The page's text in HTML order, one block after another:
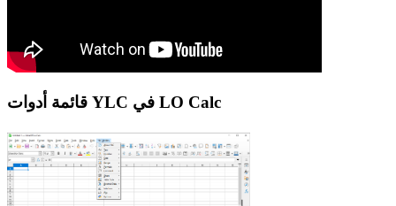
قائمة أدوات YLC في LO Calc